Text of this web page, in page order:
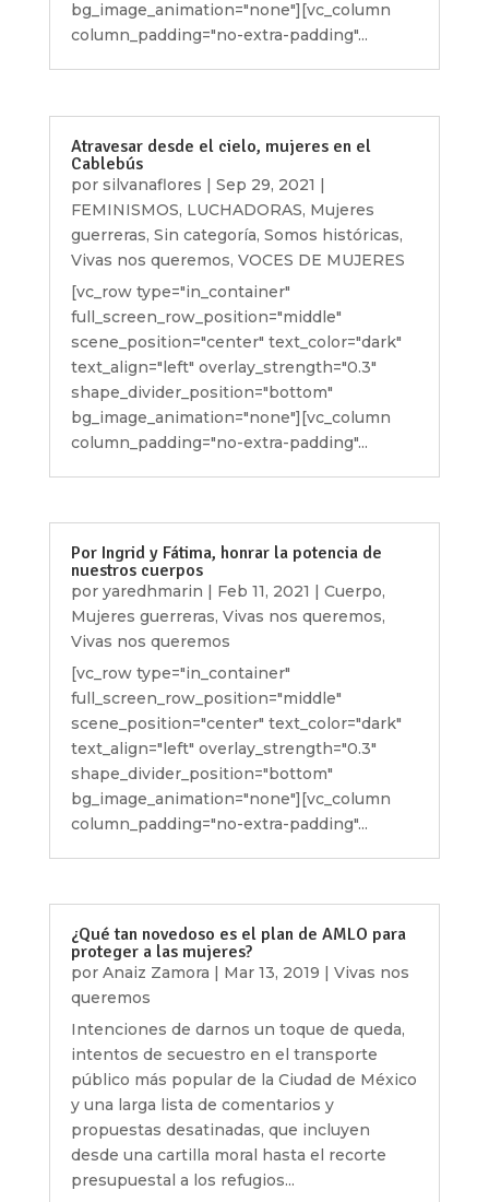
bg_image_animation="none"][vc_column
column_padding="no-extra-padding"...
Atravesar desde el cielo, mujeres en el
Cablebús
por silvanaflores | Sep 29, 2021 |
FEMINISMOS, LUCHADORAS, Mujeres
guerreras, Sin categoría, Somos históricas,
Vivas nos queremos, VOCES DE MUJERES
[vc_row type="in_container"
full_screen_row_position="middle"
scene_position="center" text_color="dark"
text_align="left" overlay_strength="0.3"
shape_divider_position="bottom"
bg_image_animation="none"][vc_column
column_padding="no-extra-padding"...
Por Ingrid y Fátima, honrar la potencia de
nuestros cuerpos
por yaredhmarin | Feb 11, 2021 | Cuerpo,
Mujeres guerreras, Vivas nos queremos,
Vivas nos queremos
[vc_row type="in_container"
full_screen_row_position="middle"
scene_position="center" text_color="dark"
text_align="left" overlay_strength="0.3"
shape_divider_position="bottom"
bg_image_animation="none"][vc_column
column_padding="no-extra-padding"...
¿Qué tan novedoso es el plan de AMLO para
proteger a las mujeres?
por Anaiz Zamora | Mar 13, 2019 | Vivas nos
queremos
Intenciones de darnos un toque de queda,
intentos de secuestro en el transporte
público más popular de la Ciudad de México
y una larga lista de comentarios y
propuestas desatinadas, que incluyen
desde una cartilla moral hasta el recorte
presupuestal a los refugios...